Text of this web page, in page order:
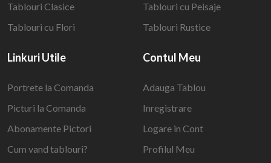
Tablouri Clasice
Tablouri cu Flori
Tablouri cu Peisaje
Tablouri Rustice
Linkuri Utile
Portrete la Comanda
Picturi la Comanda
Abonamente Pictori
Cum vand tablouri?
Contul Meu
Adauga Tablou
Inregistrare
Logare in Cont
Profilul Meu